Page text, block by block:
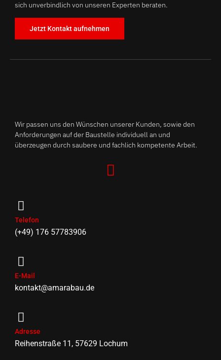
sich unverbindlich von unseren Experten beraten.
Jetzt Kontakt aufnehmen
Wir passen uns den Wünschen unserer Kunden, sowie den
Anforderungen auf der Baustelle individuell an und
überzeugen durch saubere und fachlich kompetente Arbeit.
Telefon
(+49) 176 57783906
E-Mail
kontakt@amarabau.de
Adresse
Reihenstraße 11, 57629 Lochum